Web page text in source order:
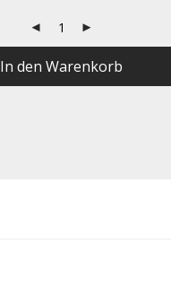
In den Warenkorb